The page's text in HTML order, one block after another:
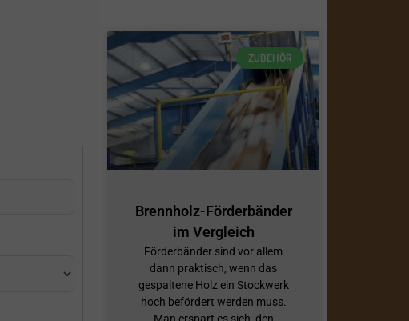
ZUBEHÖR
Brennholz-Förderbänder
im Vergleich
Förderbänder sind vor allem
dann praktisch, wenn das
gespaltene Holz ein Stockwerk
hoch befördert werden muss.
Man erspart es sich, den